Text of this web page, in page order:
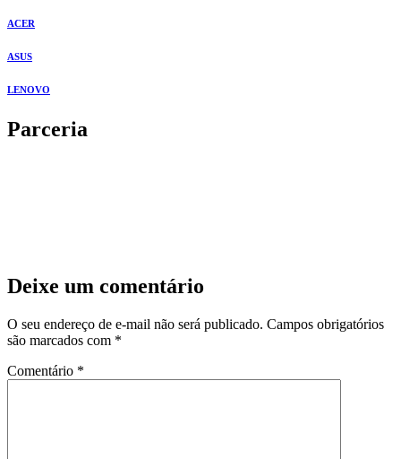
ACER
ASUS
LENOVO
Parceria
Deixe um comentário
O seu endereço de e-mail não será publicado. Campos obrigatórios
são marcados com *
Comentário *